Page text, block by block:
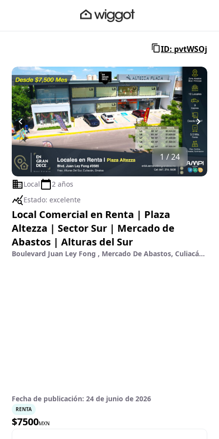
ID: pvtWSOj
1 / 24
Local
2 años
Estado: excelente
Local Comercial en Renta | Plaza
Altezza | Sector Sur | Mercado de
Abastos | Alturas del Sur
Boulevard Juan Ley Fong , Mercado De Abastos, Culiacán, Sinaloa
Fecha de publicación: 24 de junio de 2026
RENTA
$7500MXN